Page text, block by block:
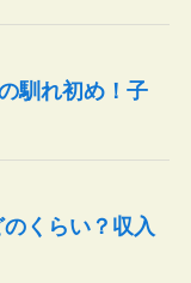
馴れ初め！子
くらい？収入